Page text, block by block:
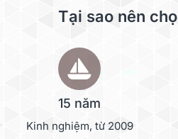
Tại sao nên
15 năm
Kinh nghiệm, từ 2009